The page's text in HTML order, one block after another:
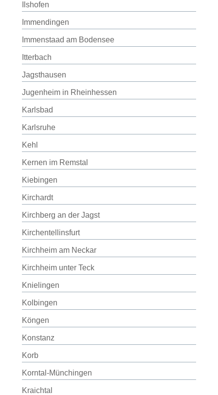
Ilshofen
Immendingen
Immenstaad am Bodensee
Itterbach
Jagsthausen
Jugenheim in Rheinhessen
Karlsbad
Karlsruhe
Kehl
Kernen im Remstal
Kiebingen
Kirchardt
Kirchberg an der Jagst
Kirchentellinsfurt
Kirchheim am Neckar
Kirchheim unter Teck
Knielingen
Kolbingen
Köngen
Konstanz
Korb
Korntal-Münchingen
Kraichtal